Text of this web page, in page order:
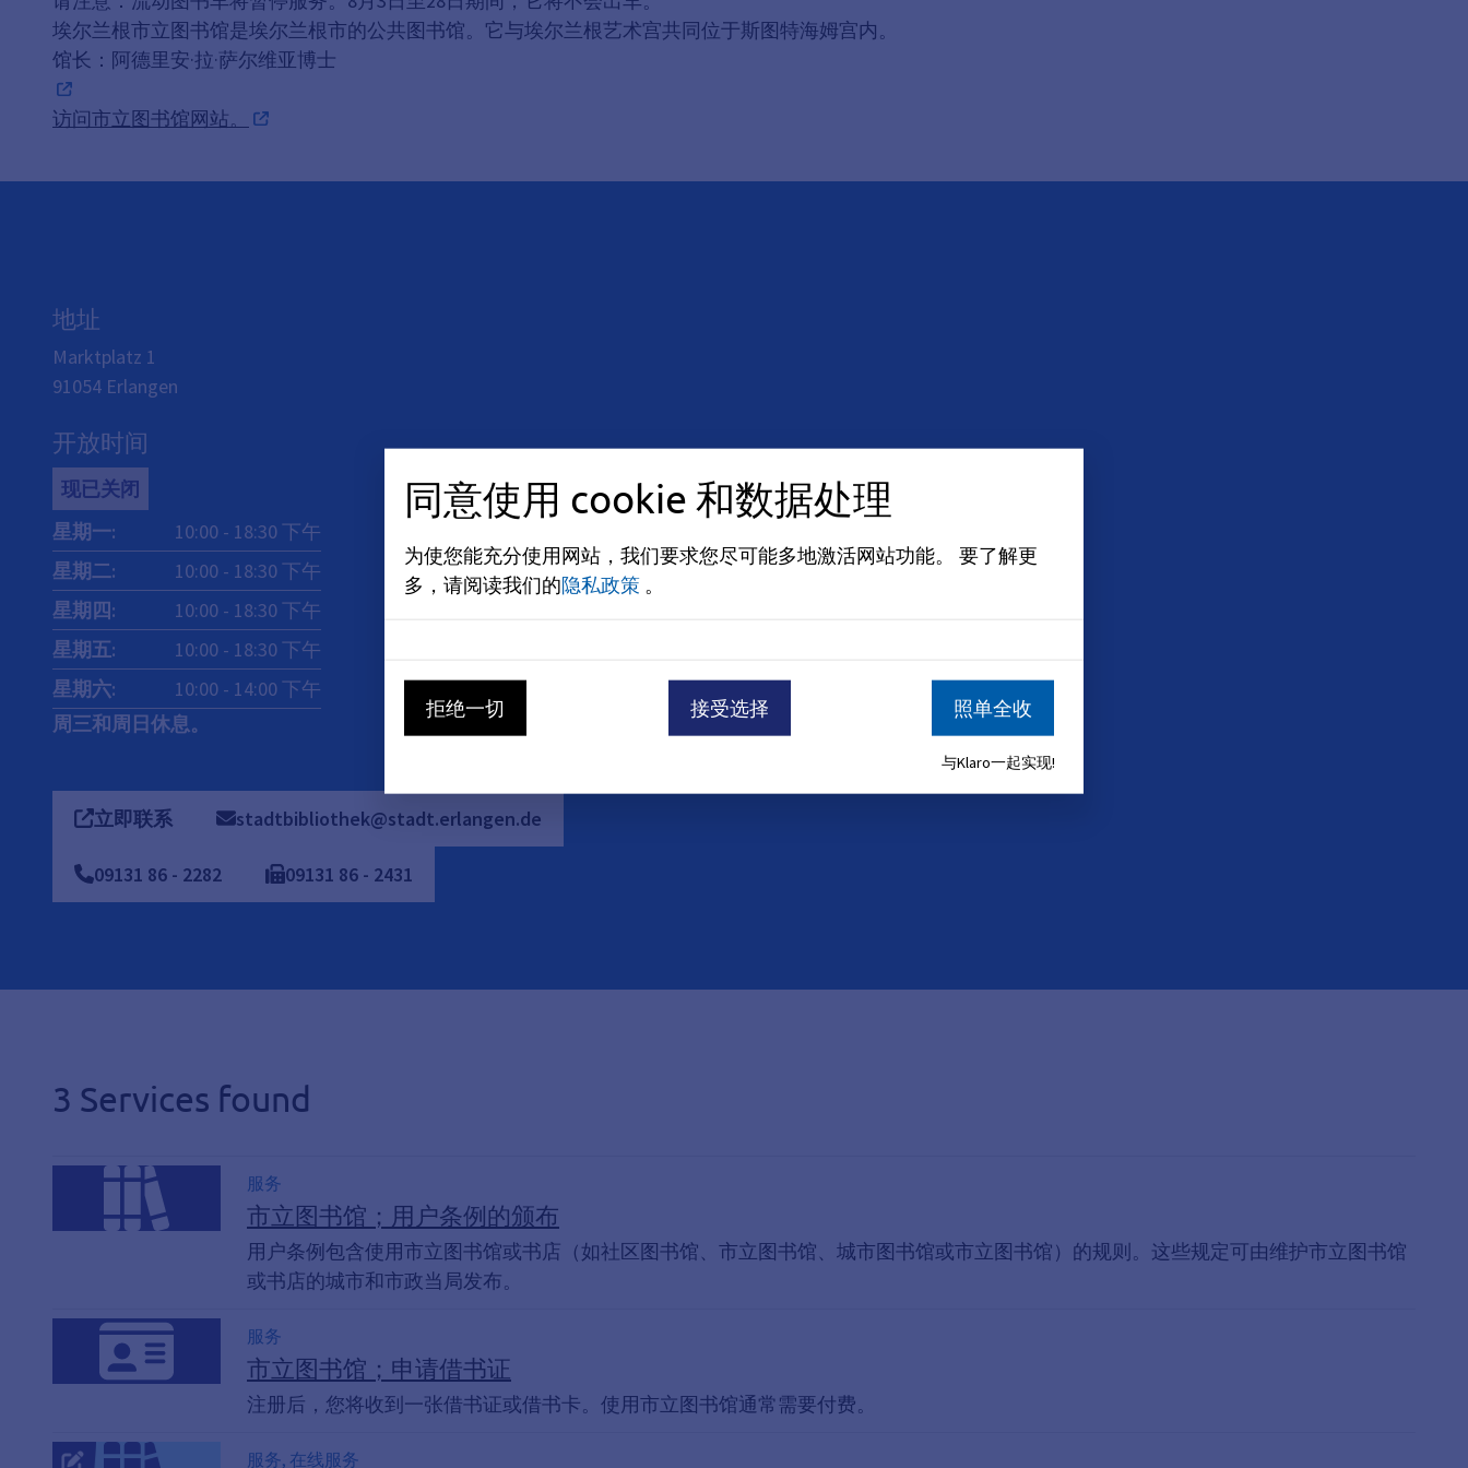
埃尔兰根市立图书馆是埃尔兰根市的公共图书馆。它与埃尔兰根艺术宫共同位于斯图特海姆宫内。
馆长：阿德里安·拉·萨尔维亚博士
访问市立图书馆网站。
地址
Marktplatz 1
91054 Erlangen
开放时间
现已关闭
星期一: 10:00 - 18:30下午
星期二: 10:00 - 18:30下午
星期四: 10:00 - 18:30下午
星期五: 10:00 - 18:30下午
星期六: 10:00 - 14:00下午
周三和周日休息。
立即联系 stadtbibliothek@stadt.erlangen.de
09131 86 - 2282 09131 86 - 2431
3 Services found
服务
市立图书馆；用户条例的颁布
用户条例包含使用市立图书馆或书店（如社区图书馆、市立图书馆、城市图书馆或市立图书馆）的规则。这些规定可由维护市立图书馆
或书店的城市和市政当局发布。
服务
市立图书馆；申请借书证
注册后，您将收到一张借书证或借书卡。使用市立图书馆通常需要付费。
服务, 在线服务
同意使用 cookie 和数据处理
为使您能充分使用网站，我们要求您尽可能多地激活网站功能。
要了解更
多，请阅读我们的隐私政策 。
拒绝一切 接受选择 照单全收
与Klaro一起实现!